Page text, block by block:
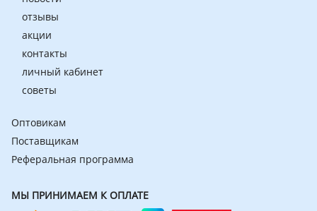
отзывы
акции
контакты
личный кабинет
советы
Оптовикам
Поставщикам
Реферальная программа
МЫ ПРИНИМАЕМ К ОПЛАТЕ